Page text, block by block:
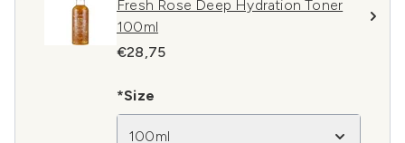
Fresh Rose Deep Hydration Toner
100ml
€28,75
*Size
100ml